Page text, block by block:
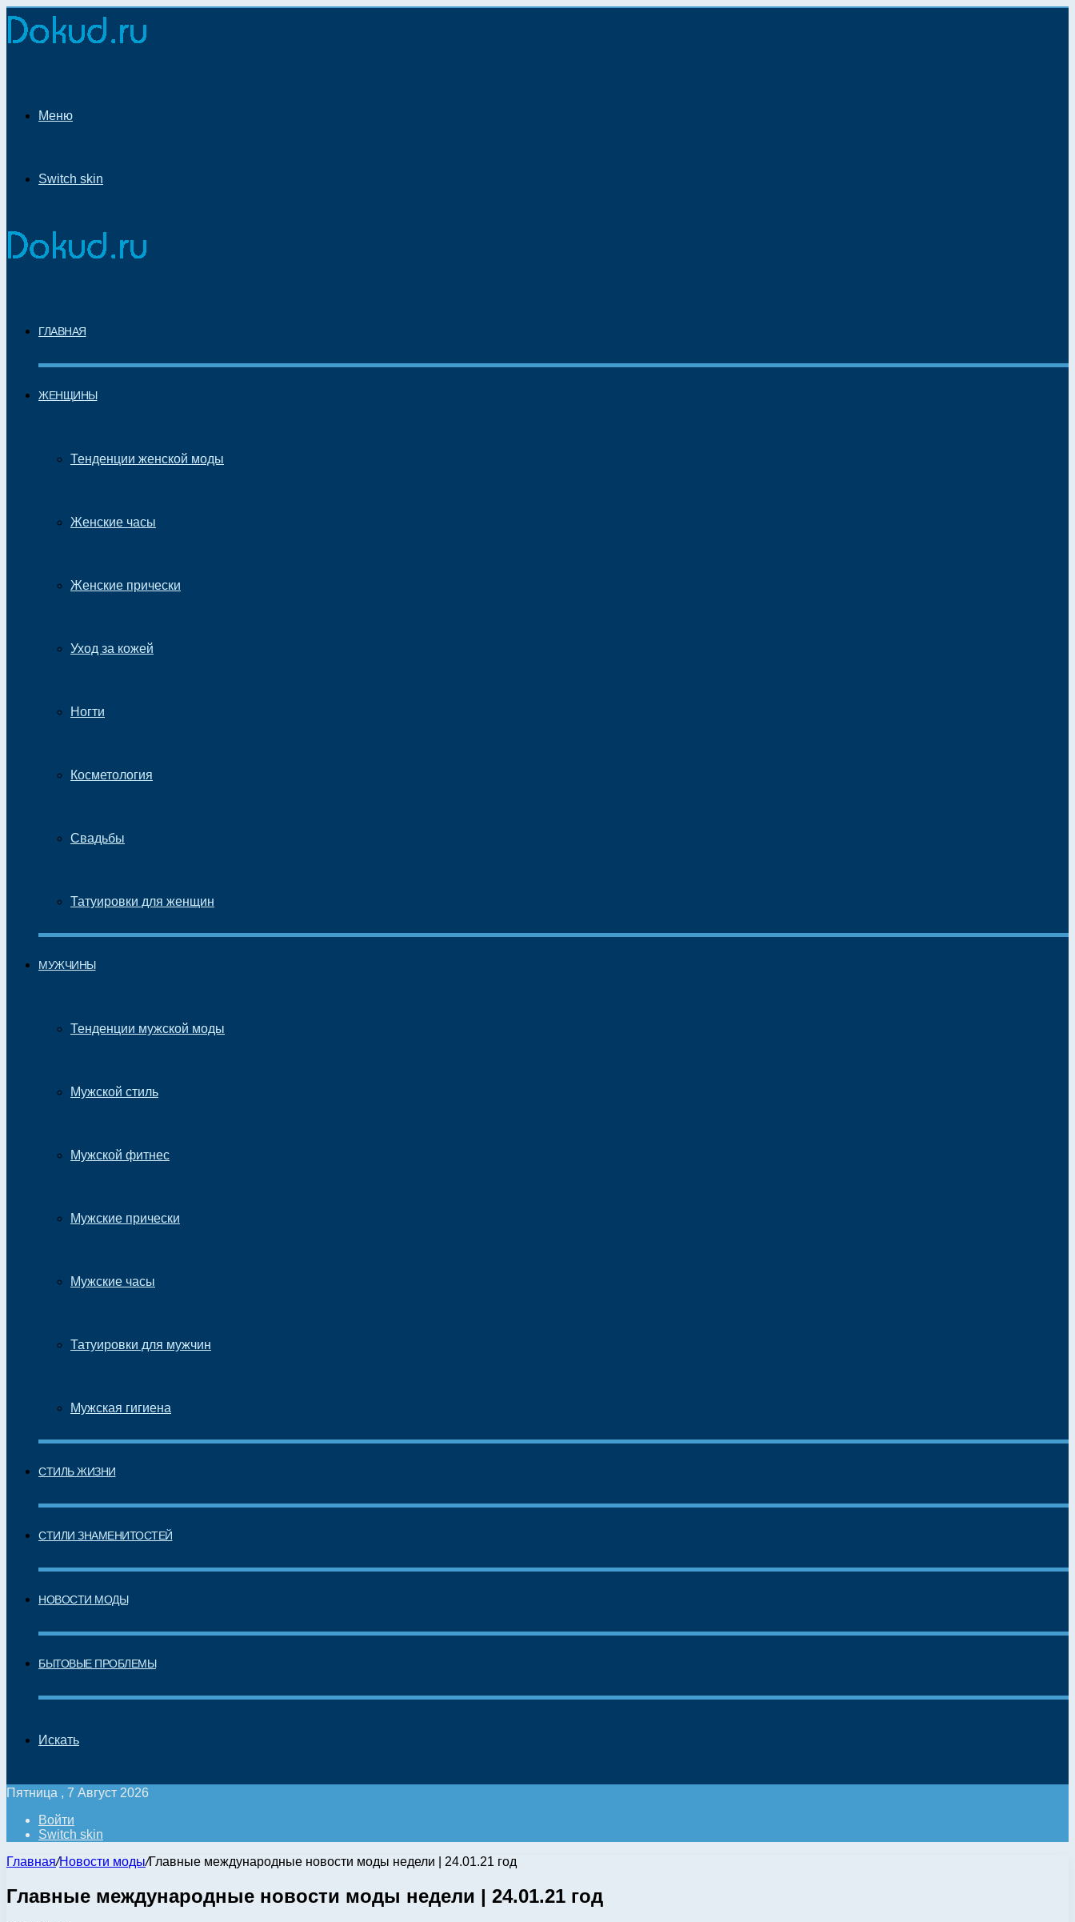
Меню
Switch skin
ГЛАВНАЯ
ЖЕНЩИНЫ
Тенденции женской моды
Женские часы
Женские прически
Уход за кожей
Ногти
Косметология
Свадьбы
Татуировки для женщин
МУЖЧИНЫ
Тенденции мужской моды
Мужской стиль
Мужской фитнес
Мужские прически
Мужские часы
Татуировки для мужчин
Мужская гигиена
СТИЛЬ ЖИЗНИ
СТИЛИ ЗНАМЕНИТОСТЕЙ
НОВОСТИ МОДЫ
БЫТОВЫЕ ПРОБЛЕМЫ
Искать
Пятница , 7 Август 2026
Войти
Switch skin
Главная/Новости моды/Главные международные новости моды недели | 24.01.21 год
Главные международные новости моды недели | 24.01.21 год